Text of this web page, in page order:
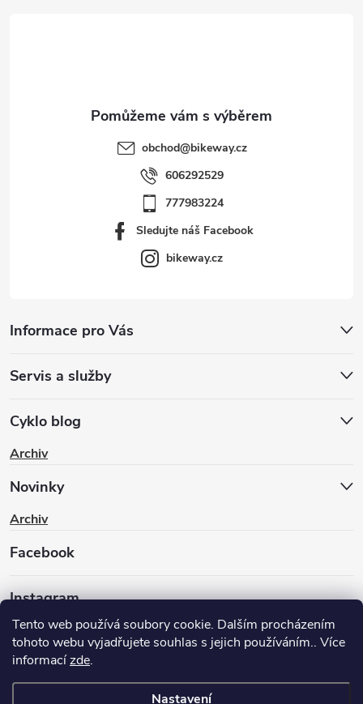
Tento web používá soubory cookie. Dalším procházením
tohoto webu vyjadřujete souhlas s jejich používáním.. Více
informacízde.
Nastavení
obchod@bikeway.cz
606292529
777983224
Sledujte náš Facebook
bikeway.cz
Informace pro Vás
Servis a služby
Cyklo blog
Archiv
Novinky
Archiv
Facebook
Instagram